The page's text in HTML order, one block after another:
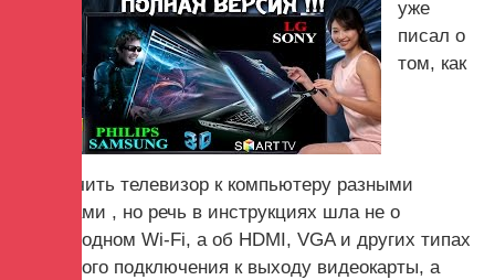
уже
писал о
том, как
подключить телевизор к компьютеру разными
способами , но речь в инструкциях шла не о
беспроводном Wi-Fi, а об HDMI, VGA и других типах
проводного подключения к выходу видеокарты, а